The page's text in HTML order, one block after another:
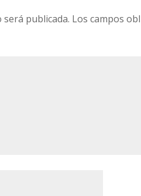
publicada. Los campos